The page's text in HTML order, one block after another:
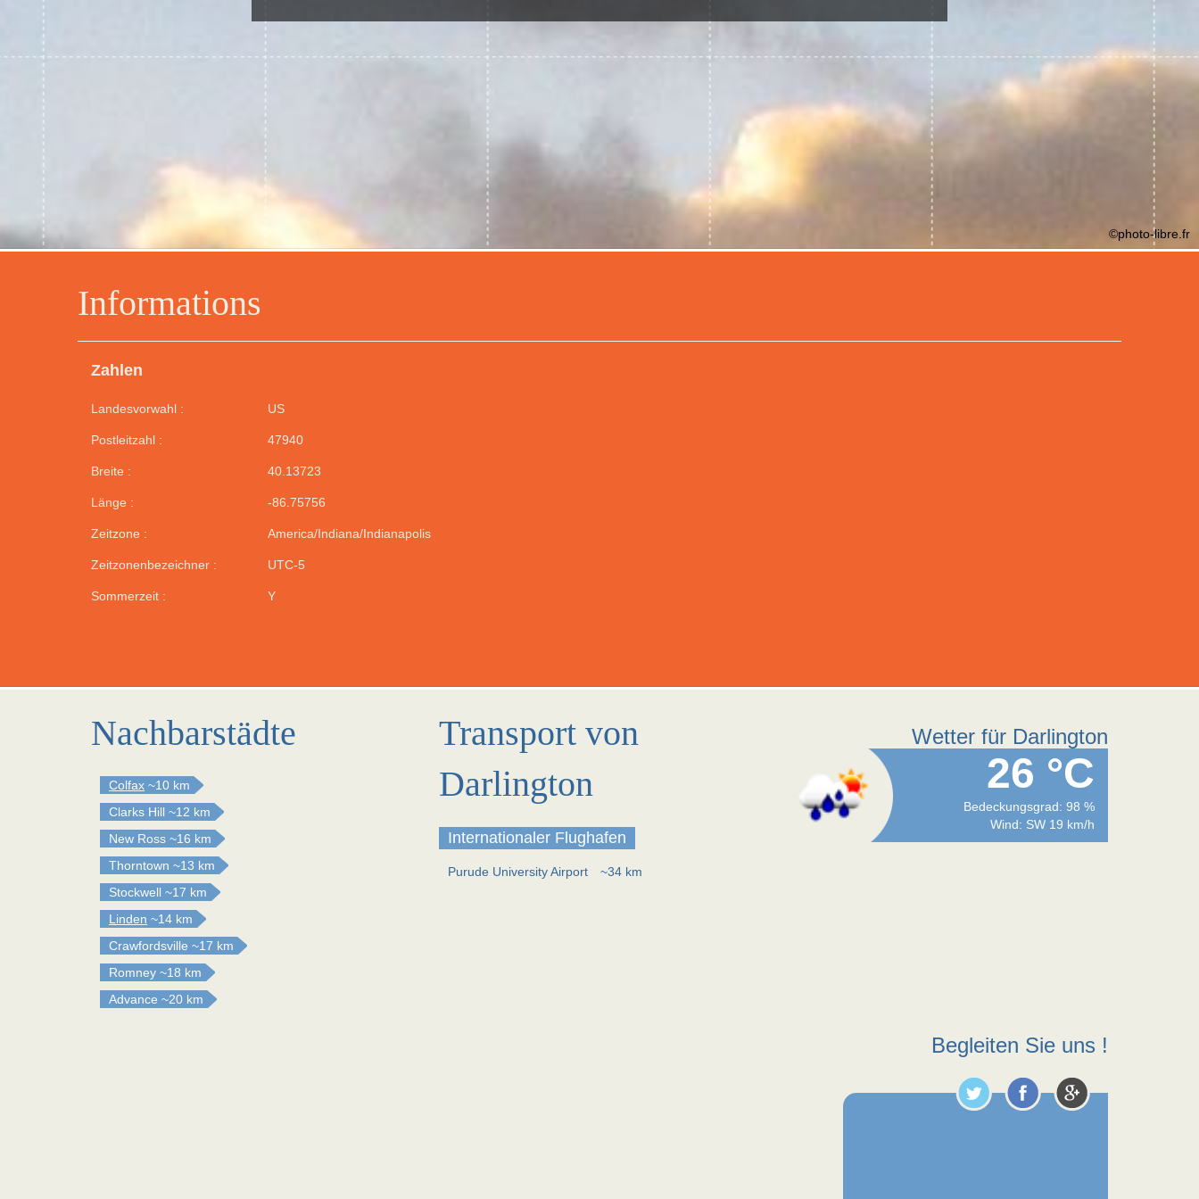
Informations
Zahlen
Landesvorwahl : US
Postleitzahl : 47940
Breite : 40.13723
Länge : -86.75756
Zeitzone : America/Indiana/Indianapolis
Zeitzonenbezeichner : UTC-5
Sommerzeit : Y
©photo-libre.fr
Nachbarstädte
Colfax ~10 km
Clarks Hill ~12 km
New Ross ~16 km
Thorntown ~13 km
Stockwell ~17 km
Linden ~14 km
Crawfordsville ~17 km
Romney ~18 km
Advance ~20 km
Transport von
Darlington
Internationaler Flughafen
Purude University Airport ~34 km
Wetter für Darlington
26 °C
Bedeckungsgrad: 98 %
Wind: SW 19 km/h
Begleiten Sie uns !